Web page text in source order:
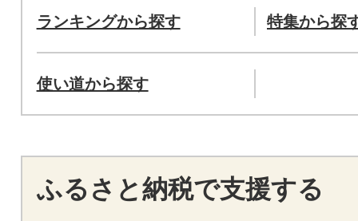
ランキングから探す 特集から探
使い道から探す
ふるさと納税で支援する